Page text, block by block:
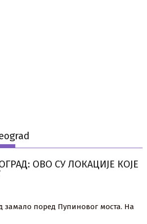
ОВО СУ ЛОКАЦИЈЕ КОЈЕ
замало поред Пупиновог моста. На